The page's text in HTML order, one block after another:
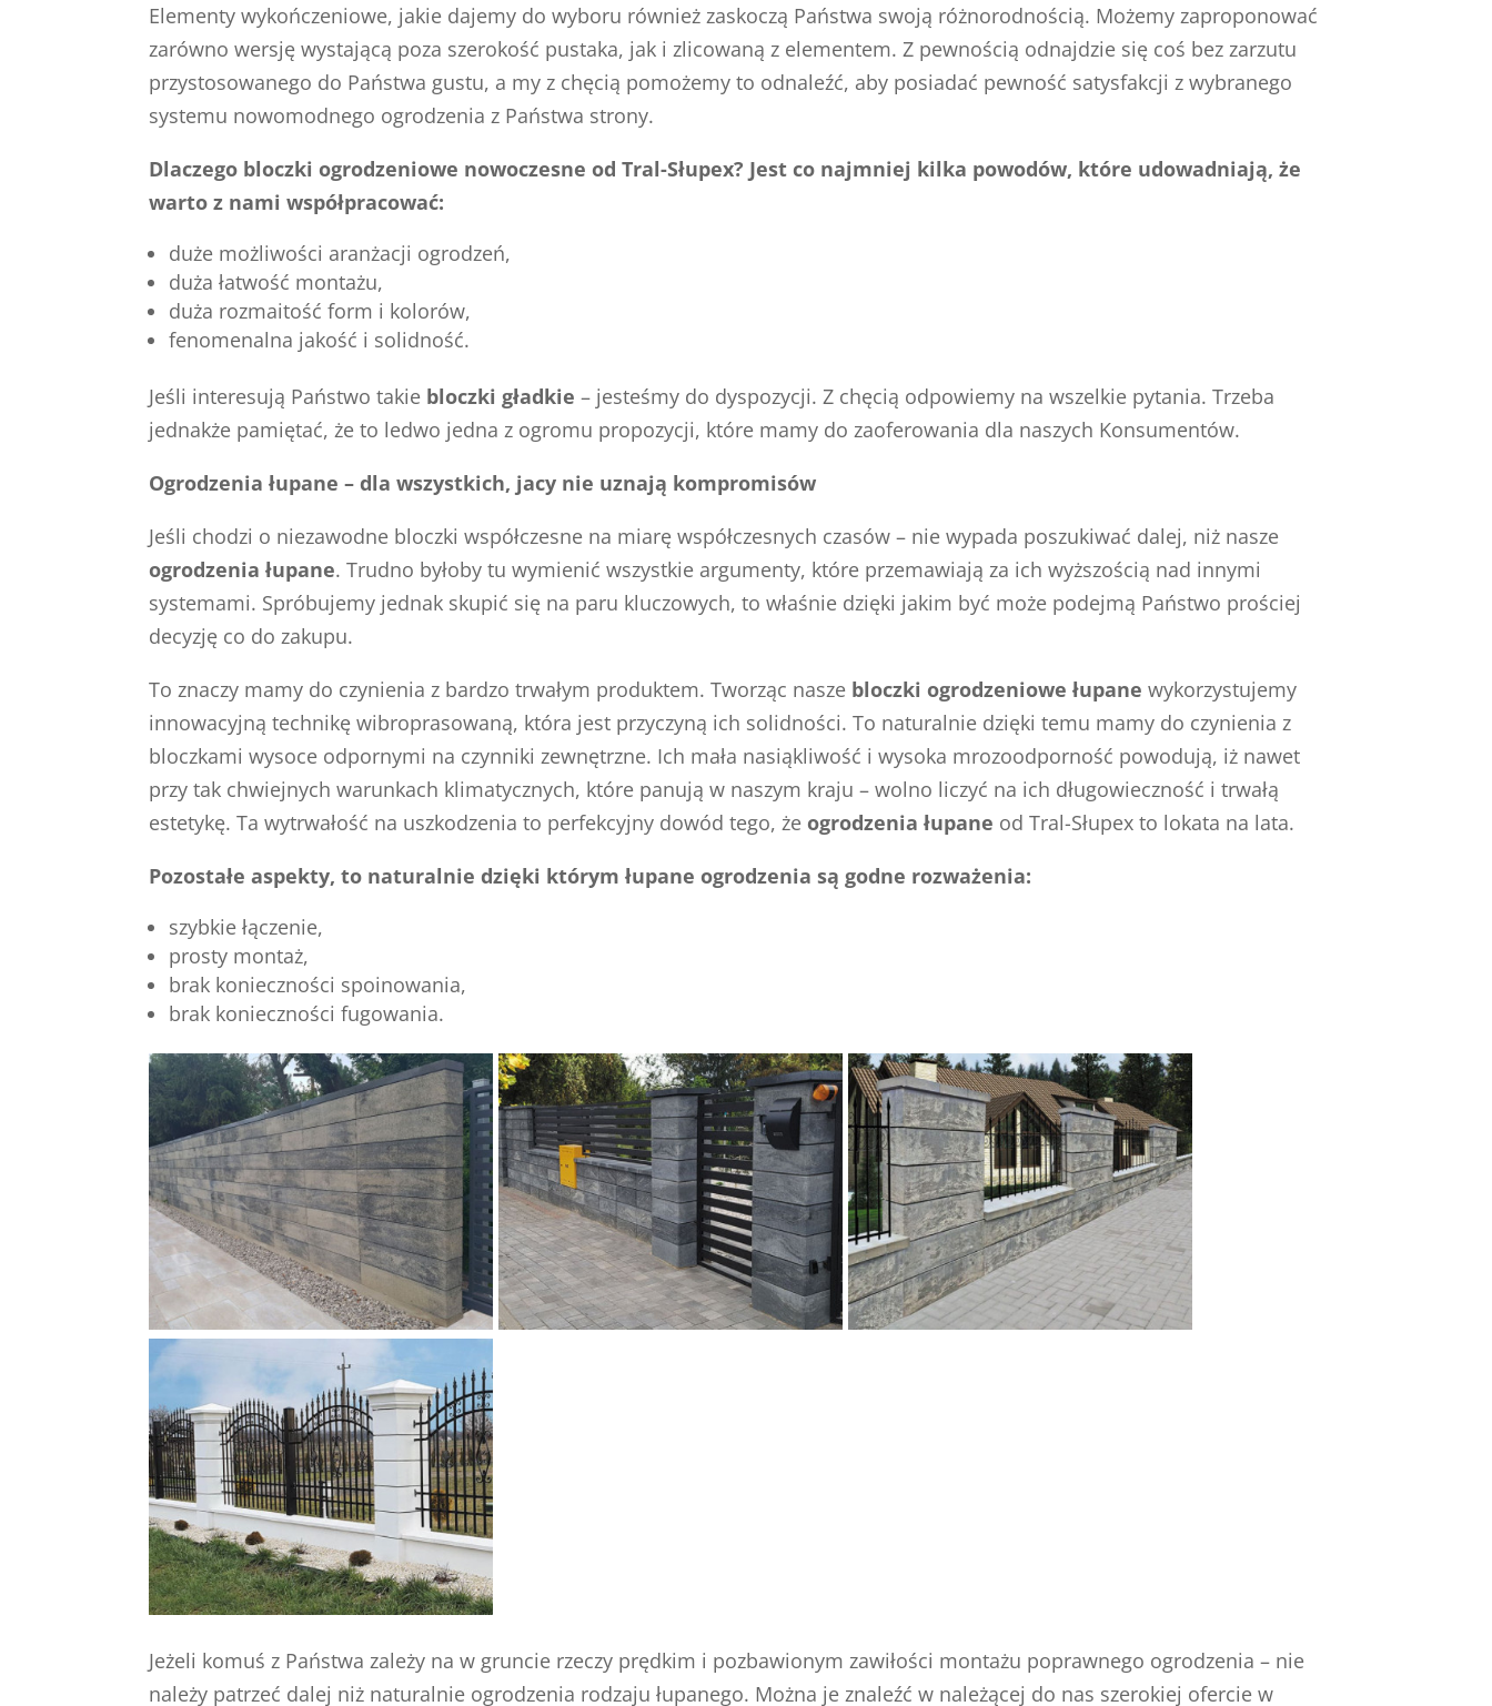
Elementy wykończeniowe, jakie dajemy do wyboru również zaskoczą Państwa swoją różnorodnością. Możemy zaproponować
zarówno wersję wystającą poza szerokość pustaka, jak i zlicowaną z elementem. Z pewnością odnajdzie się coś bez zarzutu
przystosowanego do Państwa gustu, a my z chęcią pomożemy to odnaleźć, aby posiadać pewność satysfakcji z wybranego
systemu nowomodnego ogrodzenia z Państwa strony.
Dlaczego bloczki ogrodzeniowe nowoczesne od Tral-Słupex? Jest co najmniej kilka powodów, które udowadniają, że
warto z nami współpracować:
duże możliwości aranżacji ogrodzeń,
duża łatwość montażu,
duża rozmaitość form i kolorów,
fenomenalna jakość i solidność.
Jeśli interesują Państwo takie bloczki gładkie – jesteśmy do dyspozycji. Z chęcią odpowiemy na wszelkie pytania. Trzeba
jednakże pamiętać, że to ledwo jedna z ogromu propozycji, które mamy do zaoferowania dla naszych Konsumentów.
Ogrodzenia łupane – dla wszystkich, jacy nie uznają kompromisów
Jeśli chodzi o niezawodne bloczki współczesne na miarę współczesnych czasów – nie wypada poszukiwać dalej, niż nasze
ogrodzenia łupane. Trudno byłoby tu wymienić wszystkie argumenty, które przemawiają za ich wyższością nad innymi
systemami. Spróbujemy jednak skupić się na paru kluczowych, to właśnie dzięki jakim być może podejmą Państwo prościej
decyzję co do zakupu.
To znaczy mamy do czynienia z bardzo trwałym produktem. Tworząc nasze bloczki ogrodzeniowe łupane wykorzystujemy
innowacyjną technikę wibroprasowaną, która jest przyczyną ich solidności. To naturalnie dzięki temu mamy do czynienia z
bloczkami wysoce odpornymi na czynniki zewnętrzne. Ich mała nasiąkliwość i wysoka mrozoodporność powodują, iż nawet
przy tak chwiejnych warunkach klimatycznych, które panują w naszym kraju – wolno liczyć na ich długowieczność i trwałą
estetykę. Ta wytrwałość na uszkodzenia to perfekcyjny dowód tego, że ogrodzenia łupane od Tral-Słupex to lokata na lata.
Pozostałe aspekty, to naturalnie dzięki którym łupane ogrodzenia są godne rozważenia:
szybkie łączenie,
prosty montaż,
brak konieczności spoinowania,
brak konieczności fugowania.
Jeżeli komuś z Państwa zależy na w gruncie rzeczy prędkim i pozbawionym zawiłości montażu poprawnego ogrodzenia – nie
należy patrzeć dalej niż naturalnie ogrodzenia rodzaju łupanego. Można je znaleźć w należącej do nas szerokiej ofercie w